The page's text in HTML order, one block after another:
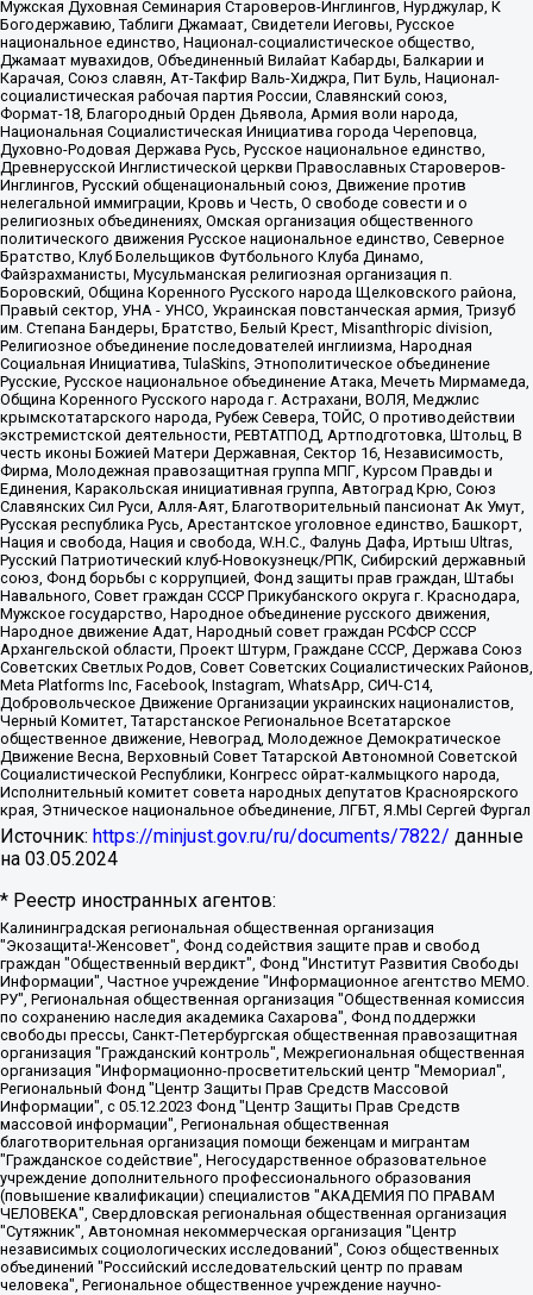
Мужская Духовная Семинария Староверов-Инглингов, Нурджулар, К
Богодержавию, Таблиги Джамаат, Свидетели Иеговы, Русское
национальное единство, Национал-социалистическое общество,
Джамаат мувахидов, Объединенный Вилайат Кабарды, Балкарии и
Карачая, Союз славян, Ат-Такфир Валь-Хиджра, Пит Буль, Национал-
социалистическая рабочая партия России, Славянский союз,
Формат-18, Благородный Орден Дьявола, Армия воли народа,
Национальная Социалистическая Инициатива города Череповца,
Духовно-Родовая Держава Русь, Русское национальное единство,
Древнерусской Инглистической церкви Православных Староверов-
Инглингов, Русский общенациональный союз, Движение против
нелегальной иммиграции, Кровь и Честь, О свободе совести и о
религиозных объединениях, Омская организация общественного
политического движения Русское национальное единство, Северное
Братство, Клуб Болельщиков Футбольного Клуба Динамо,
Файзрахманисты, Мусульманская религиозная организация п.
Боровский, Община Коренного Русского народа Щелковского района,
Правый сектор, УНА - УНСО, Украинская повстанческая армия, Тризуб
им. Степана Бандеры, Братство, Белый Крест, Misanthropic division,
Религиозное объединение последователей инглиизма, Народная
Социальная Инициатива, TulaSkins, Этнополитическое объединение
Русские, Русское национальное объединение Атака, Мечеть Мирмамеда,
Община Коренного Русского народа г. Астрахани, ВОЛЯ, Меджлис
крымскотатарского народа, Рубеж Севера, ТОЙС, О противодействии
экстремистской деятельности, РЕВТАТПОД, Артподготовка, Штольц, В
честь иконы Божией Матери Державная, Сектор 16, Независимость,
Фирма, Молодежная правозащитная группа МПГ, Курсом Правды и
Единения, Каракольская инициативная группа, Автоград Крю, Союз
Славянских Сил Руси, Алля-Аят, Благотворительный пансионат Ак Умут,
Русская республика Русь, Арестантское уголовное единство, Башкорт,
Нация и свобода, Нация и свобода, W.H.С., Фалунь Дафа, Иртыш Ultras,
Русский Патриотический клуб-Новокузнецк/РПК, Сибирский державный
союз, Фонд борьбы с коррупцией, Фонд защиты прав граждан, Штабы
Навального, Совет граждан СССР Прикубанского округа г. Краснодара,
Мужское государство, Народное объединение русского движения,
Народное движение Адат, Народный совет граждан РСФСР СССР
Архангельской области, Проект Штурм, Граждане СССР, Держава Союз
Советских Светлых Родов, Совет Советских Социалистических Районов,
Meta Platforms Inc, Facebook, Instagram, WhatsApp, СИЧ-С14,
Добровольческое Движение Организации украинских националистов,
Черный Комитет, Татарстанское Региональное Всетатарское
общественное движение, Невоград, Молодежное Демократическое
Движение Весна, Верховный Совет Татарской Автономной Советской
Социалистической Республики, Конгресс ойрат-калмыцкого народа,
Исполнительный комитет совета народных депутатов Красноярского
края, Этническое национальное объединение, ЛГБТ, Я.МЫ Сергей Фургал
Источник: https://minjust.gov.ru/ru/documents/7822/ данные
на 03.05.2024
* Реестр иностранных агентов:
Калининградская региональная общественная организация "Экозащита!-Женсовет", Фонд содействия защите прав и свобод граждан "Общественный вердикт", Фонд "Институт Развития Свободы Информации", Частное учреждение "Информационное агентство МЕМО. РУ", Региональная общественная организация "Общественная комиссия по сохранению наследия академика Сахарова", Фонд поддержки свободы прессы, Санкт-Петербургская общественная правозащитная организация "Гражданский контроль", Межрегиональная общественная организация "Информационно-просветительский центр "Мемориал", Региональный Фонд "Центр Защиты Прав Средств Массовой Информации", с 05.12.2023 Фонд "Центр Защиты Прав Средств массовой информации", Региональная общественная благотворительная организация помощи беженцам и мигрантам "Гражданское содействие", Негосударственное образовательное учреждение дополнительного профессионального образования (повышение квалификации) специалистов "АКАДЕМИЯ ПО ПРАВАМ ЧЕЛОВЕКА", Свердловская региональная общественная организация "Сутяжник", Автономная некоммерческая организация "Центр независимых социологических исследований", Союз общественных объединений "Российский исследовательский центр по правам человека", Региональное общественное учреждение научно-информационный центр "МЕМОРИАЛ", Некоммерческая организация "Фонд защиты гласности", Автономная некоммерческая организация "Институт прав человека", Городская общественная организация "Екатеринбургское общество "МЕМОРИАЛ", Городская общественная организация "Рязанское историко-просветительское и правозащитное общество "Мемориал" (Рязанский Мемориал), Челябинский региональный орган общественной самодеятельности – женское общественное объединение "Женщины Евразии", Челябинский региональный орган общественной самодеятельности "Уральская правозащитная группа", Фонд содействия защите здоровья и социальной справедливости имени Андрея Рылькова, Автономная Некоммерческая Организация "Аналитический Центр Юрия Левады", Автономная некоммерческая организация социальной поддержки населения "Проект Апрель", Региональная общественная организация помощи женщинам и детям, находящимся в кризисной ситуации "Информационно-методический центр "Анна", Фонд содействия развитию массовых коммуникаций и правовому просвещению "Так-так-Так", Фонд содействия устойчивому развитию "Серебряная тайга", Свердловский региональный общественный фонд социальных проектов "Новое время", "Idel.Реалии", Кавказ.Реалии, Крым.Реалии, Телеканал Настоящее Время, Татаро-башкирская служба Радио Свобода (Azatliq Radiosi), Радио Свободная Европа/Радио Свобода (PCE/PC), "Сибирь.Реалии", "Фактограф", Благотворительный фонд помощи осужденным и их семьям, Автономная некоммерческая организация "Институт глобализации и социальных движений", Фонд "В защиту прав заключенных", Частное учреждение "Центр поддержки и содействия развитию средств массовой информации", Пензенский региональный общественный благотворительный фонд "Гражданский союз", "Север.Реалии", Некоммерческая организация Фонд "Правовая инициатива", Общество с ограниченной ответственностью "Радио Свободная Европа/Радио Свобода", Чешское информационное агентство "MEDIUM-ORIENT", Красноярская региональная общественная организация "Мы против СПИДа", Камалягин Денис Николаевич, Маркелов Сергей Евгеньевич, Пономарев Лев Александрович, Савицкая Людмила Алексеевна, Автономная некоммерческая организация "Центр по работе с проблемой насилия "НАСИЛИЮ.НЕТ", Межрегиональный профессиональный союз работников здравоохранения "Альянс врачей", Юридическое лицо, зарегистрированное в Латвийской Республике, SIA "Medusa Project" (регистрационный номер 40103797863, дата регистрации 10.06.2014), Некоммерческая организация "Фонд по борьбе с коррупцией", Автономная некоммерческая организация "Институт права и публичной политики", Баданин Роман Сергеевич, Гликин Максим Александрович, Железнова Мария Михайловна, Лукьянова Юлия Сергеевна, Маетная Елизавета Витальевна, Маняхин Петр Борисович, Чуракова Ольга Владимировна, Ярош Юлия Петровна, Юридическое лицо "The Insider SIA", зарегистрированное в Риге, Латвийская Республика (дата регистрации 26.06.2015), являющееся администратором доменного имени интернет-издания "The Insider SIA", https://theins.ru, Постернак Алексей Евгеньевич, Рубин Михаил Аркадьевич, Анин Роман Александрович, Юридическое лицо Istories fonds, зарегистрированное в Латвийской Республике (регистрационный номер 50008295751, дата регистрации 24.02.2020), Великовский Дмитрий Александрович, Долинина Ирина Николаевна, Мароховская Алеся Алексеевна, Шлейнов Роман Юрьевич, Шмагун Олеся Валентиновна, Общество с ограниченной ответственностью "Альтаир 2021", Общество с ограниченной ответственностью "Вега 2021", Общество с ограниченной ответственностью "Главный редактор 2021", Общество с ограниченной ответственностью "Ромашки монолит", Важенков Артем Валерьевич, Ивановская областная общественная организация "Центр гендерных исследований", Гурман Юрий Альбертович, Медиапроект "ОВД-Инфо", Егоров Владимир Владимирович, Жилинский Владимир Александрович, Общество с ограниченной ответственностью "ЗП", Иванова София Юрьевна, Карезина Инна Павловна, Кильтау Екатерина Викторовна, Петров Алексей Викторович, Пискунов Сергей Евгеньевич, Смирнов Сергей Сергеевич, Тихонов Михаил Сергеевич, Общество с ограниченной ответственностью "ЖУРНАЛИСТ-ИНОСТРАННЫЙ АГЕНТ", Арапова Галина Юрьевна, Вольтская Татьяна Анатольевна, Американская компания "Mason G.E.S. Anonymous Foundation" (США), являющаяся владельцем интернет-издания https://mnews.world/, Компания "Stichting Bellingcat", зарегистрированная в Нидерландах (дата регистрации 11.07.2018), Захаров Андрей Вячеславович, Клепиковская Екатерина Дмитриевна, Общество с ограниченной ответственностью "МЕМО", Перл Роман Александрович, Симонов Евгений Алексеевич, Соловьева Елена Анатольевна, Сотников Даниил Владимирович, Сурначева Елизавета Дмитриевна, Автономная некоммерческая организация по защите прав человека и информированию населения "Якутия – Наше Мнение", Общество с ограниченной ответственностью "Москоу диджитал медиа", с 26.01.2023 Общество с ограниченной ответственностью "Чайка Белые сады", Ветошкина Валерия Валерьевна, Заговора Максим Александрович, Межрегиональное общественное движение "Российская ЛГБТ - сеть", Оленичев Максим Владимирович, Павлов Иван Юрьевич, Скворцова Елена Сергеевна, Общество с ограниченной ответственностью "Как бы инагент", Кочетков Игорь Викторович, Общество с ограниченной ответственностью "Честные выборы", Еланчик Олег Александрович, Общество с ограниченной ответственностью "Нобелевский призыв", Гималова Регина Эмилевна, Григорьев Андрей Валерьевич, Григорьева Алина Александровна, Ассоциация по содействию защите прав призывников, альтернативнослужащих и военнослужащих "Правозащитная группа "Гражданин.Армия.Право", Хисамова Регина Фаритовна, Автономная некоммерческая организация по реализации социально-правовых программ "Лилит", Дальневосточное общественное движение "Маяк", Санкт-Петербургская ЛГБТ-инициативная группа "Выход", Инициативная группа ЛГБТ+ "Реверс", Алексеев Андрей Викторович, Бекбулатова Таисия Львовна, Беляев Иван Михайлович, Владыкина Елена Сергеевна, Гельман Марат Александрович, Никульшина Вероника Юрьевна, Толоконникова Надежда Андреевна, Шендерович Виктор Анатольевич, Общество с ограниченной ответственностью "Данное сообщение", Общество с ограниченной ответственностью Издательский дом "Новая глава", Айнбиндер Александра Александровна, Московский комьюнити-центр для ЛГБТ+инициатив, Благотворительный фонд развития филантропии, Deutsche Welle (Германия, Kurt-Schumacher-Strasse 3, 53113 Bonn), Борзунова Мария Михайловна, Воробьев Виктор Викторович, Голубева Анна Львовна, Константинова Алла Михайловна, Малкова Ирина Владимировна, Мурадов Мурад Абдулгалимович, Осетинская Елизавета Николаевна, Понасенков Евгений Николаевич, Ганапольский Матвей Юрьевич, Киселев Евгений Алексеевич, Борухович Ирина Григорьевна, Дремин Иван Тимофеевич, Дубровский Дмитрий Викторович, Красноярская региональная общественная организация поддержки и развития альтернативных образовательных технологий и межкультурных коммуникаций "ИНТЕРРА", Маяковская Екатерина Алексеевна, Фейгин Марк Захарович, Филимонов Андрей Викторович, Дзугкоева Регина Николаевна, Доброхотов Роман Александрович, Дудь Юрий Александрович, Елкин Сергей Владимирович, Кругликов Кирилл Игоревич, Сабунаева Мария Леонидовна, Семенов Алексей Владимирович, Шаинян Карен Багратович, Шульман Екатерина Михайловна, Асафьев Артур Валерьевич, Вахштайн Виктор Семенович, Венедиктов Алексей Алексеевич, Лушникова Екатерина Евгеньевна, Волков Леонид Михайлович, Невзоров Александр Глебович, Пархоменко Сергей Борисович, Сироткин Ярослав Николаевич, Кара-Мурза Владимир Владимирович, Баранова Наталья Владимировна, Гозман Леонид Яковлевич, Кагарлицкий Борис Юльевич, Климарев Михаил Валерьевич, Милов Владимир Станиславович, Автономная некоммерческая организация Краснодарский центр современного искусства "Типография", Моргенштерн Алишер Тагирович, Соболь Любовь Эдуардовна, Общество с ограниченной ответственностью "ЛИЗА НОРМ", Каспаров Гарри Кимович, Ходорковский Михаил Борисович, Общество с ограниченной ответственностью "Апрельские тезисы", Данилович Ирина Брониславовна, Кашин Олег Владимирович, Петров Николай Владимирович, Пивоваров Алексей Владимирович, Соколов Михаил Владимирович, Цветкова Юлия Владимировна, Чичваркин Евгений Александрович, Комитет против пыток/Команда против пыток, Общество с ограниченной ответственностью "Первый научный", Общество с ограниченной ответственностью "Вертолет и ко", Белоцерковская Вероника Борисовна, Кац Максим Евгеньевич, Лазарева Татьяна Юрьевна, Шаведдинов Руслан Табризович, Яшин Илья Валерьевич, Общество с ограниченной ответственностью "Иноагент ААВ", Алешковский Дмитрий Петрович, Альбац Евгения Марковна, Быков Дмитрий Львович, Галямина Юлия Евгеньевна, Лойко Сергей Леонидович, Мартынов Кирилл Константинович, Медведев Сергей Александрович, Крашенинников Федор Геннадиевич, Гордеева Катерина Вл